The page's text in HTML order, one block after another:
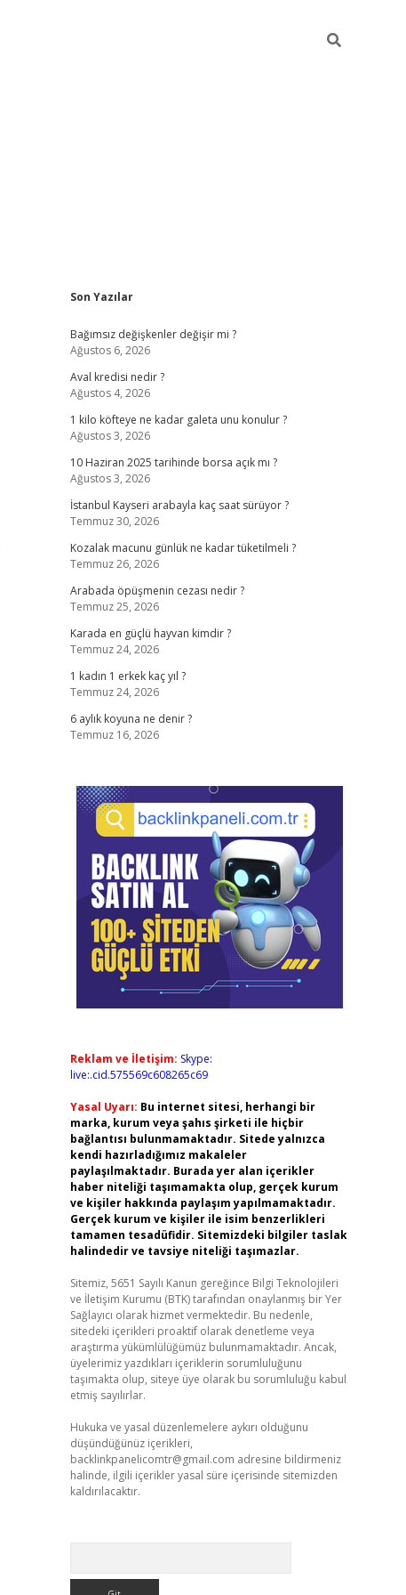
Sidebar
Son Yazılar
Bağımsız değişkenler değişir mi ?
Ağustos 6, 2026
Aval kredisi nedir ?
Ağustos 4, 2026
1 kilo köfteye ne kadar galeta unu konulur ?
Ağustos 3, 2026
10 Haziran 2025 tarihinde borsa açık mı ?
Ağustos 3, 2026
İstanbul Kayseri arabayla kaç saat sürüyor ?
Temmuz 30, 2026
Kozalak macunu günlük ne kadar tüketilmeli ?
Temmuz 26, 2026
Arabada öpüşmenin cezası nedir ?
Temmuz 25, 2026
Karada en güçlü hayvan kimdir ?
Temmuz 24, 2026
1 kadın 1 erkek kaç yıl ?
Temmuz 24, 2026
6 aylık koyuna ne denir ?
Temmuz 16, 2026
Reklam ve İletişim: Skype:
live:.cid.575569c608265c69
Yasal Uyarı: Bu internet sitesi, herhangi bir
marka, kurum veya şahıs şirketi ile hiçbir
bağlantısı bulunmamaktadır. Sitede yalnızca
kendi hazırladığımız makaleler
paylaşılmaktadır. Burada yer alan içerikler
haber niteliği taşımamakta olup, gerçek kurum
ve kişiler hakkında paylaşım yapılmamaktadır.
Gerçek kurum ve kişiler ile isim benzerlikleri
tamamen tesadüfidir. Sitemizdeki bilgiler taslak
halindedir ve tavsiye niteliği taşımazlar.
Sitemiz, 5651 Sayılı Kanun gereğince Bilgi Teknolojileri
ve İletişim Kurumu (BTK) tarafından onaylanmış bir Yer
Sağlayıcı olarak hizmet vermektedir. Bu nedenle,
sitedeki içerikleri proaktif olarak denetleme veya
araştırma yükümlülüğümüz bulunmamaktadır. Ancak,
üyelerimiz yazdıkları içeriklerin sorumluluğunu
taşımakta olup, siteye üye olarak bu sorumluluğu kabul
etmiş sayılırlar.
Hukuka ve yasal düzenlemelere aykırı olduğunu
düşündüğünüz içerikleri,
backlinkpanelicomtr@gmail.com adresine bildirmeniz
halinde, ilgili içerikler yasal süre içerisinde sitemizden
kaldırılacaktır.